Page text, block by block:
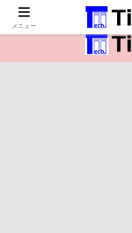
医療保健・
メニュー